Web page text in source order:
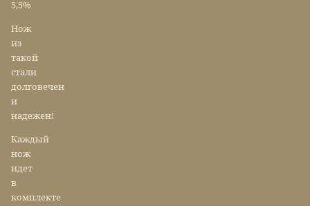
5,5%
Нож
из
такой
стали
долговечен
и
надежен!
Каждый
нож
идет
в
комплекте